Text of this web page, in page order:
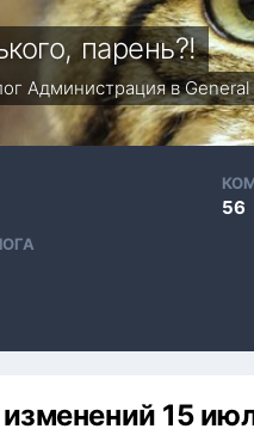
парень?!
Администрация вGeneral
56
15